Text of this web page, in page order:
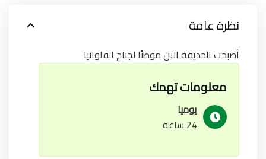
نظرة عامة
أصبحت الحديقة الآن موطنًا لجناح الفاوانيا
معلومات تهمك
يوميا
24 ساعة